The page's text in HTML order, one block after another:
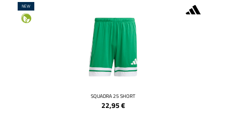
NEW
SQUADRA 25 SHORT
22,95€